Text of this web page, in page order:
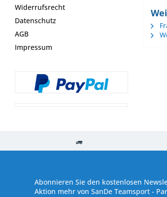
Widerrufsrecht
Datenschutz
AGB
Impressum
Abonnieren Sie den kostenlosen
Aktion mehr von SanDe Teamsport -